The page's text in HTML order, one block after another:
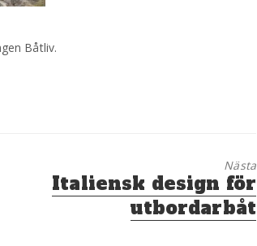
Båtliv.
Nästa
Nästa
inlägg:
Italiensk design för
utbordarbåt